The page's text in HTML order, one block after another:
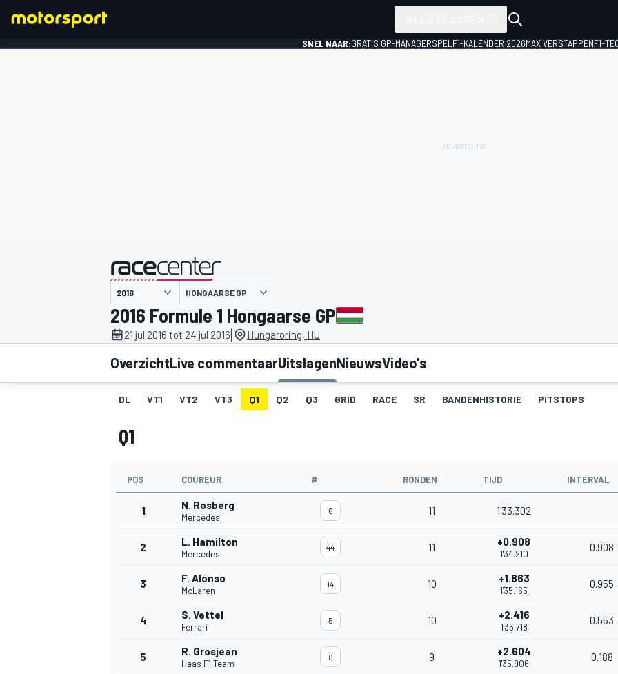
SNEL NAAR:GRATIS GP-MANAGERSPEL F1-KALENDER 2026MAX VERSTAPPENF1-
gepresenteerd door
HONGAARSE GP
2016 Formule 1 Hongaarse GP
21 jul 2016 tot 24 jul 2016| Hungaroring, HU
OverzichtLive commentaarUitslagenNieuwsVideo's
DL VT1 VT2 VT3 Q1 Q2 Q3 GRID RACE SR BANDENHISTORIE PITSTOPS
Q1
POS COUREUR # RONDEN TIJD INTERVAL
1 N. Rosberg
Mercedes
6 11 1'33.302
2 L. Hamilton
Mercedes
44 11 +0.908
1'34.210
0.908
3 F. Alonso
McLaren
14 10 +1.863
1'35.165
0.955
4 S. Vettel
Ferrari
5 10 +2.416
1'35.718
0.553
5 R. Grosjean
Haas F1 Team
8 9 +2.604
1'35.906
0.188